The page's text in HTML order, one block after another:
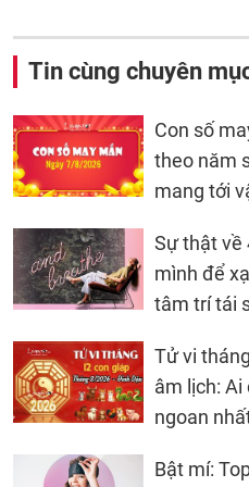
Tin cùng chuyên
Con số
theo năm
mang tới
Sự thật về
mình để
tâm trí tái
Tử vi
âm lịch:
ngoan
Bật mí: